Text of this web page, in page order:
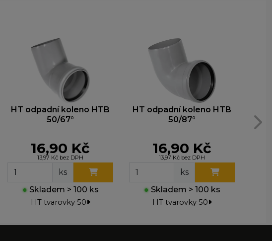
HT odpadní koleno HTB
50/67°
16,90 Kč
13,97 Kč bez DPH
ks
● Skladem > 100 ks
HT tvarovky 50
HT odpadní koleno HTB
50/87°
16,90 Kč
13,97 Kč bez DPH
ks
● Skladem > 100 ks
HT tvarovky 50